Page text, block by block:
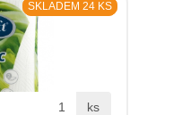
SKLADEM 24 KS
ks